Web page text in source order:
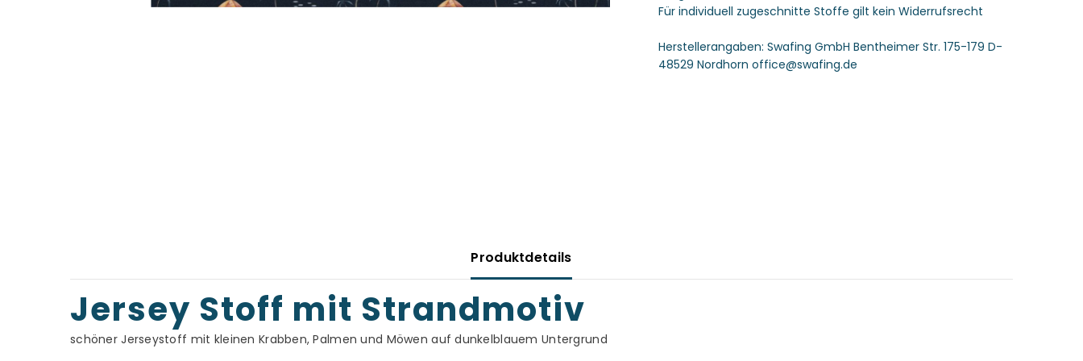
Swafing
Swafing
Für individuell zugeschnitte Stoffe gilt kein Widerrufsrecht
Herstellerangaben:Swafing GmbH Bentheimer Str. 175-179 D-
48529 Nordhorn office@swafing.de
Produktdetails
Jersey Stoff mit Strandmotiv
schöner Jerseystoff mit kleinen Krabben, Palmen und Möwen auf dunkelblauem Untergrund